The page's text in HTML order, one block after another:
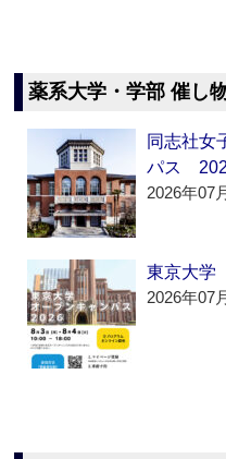
薬系大学・学部 催し
同志社女
パス
2026年07
東京大
2026年07